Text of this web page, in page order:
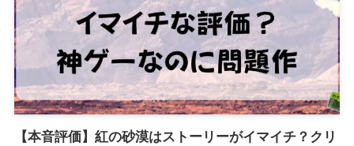
【本音評価】紅の砂漠はストーリーがイマイチ？クリ